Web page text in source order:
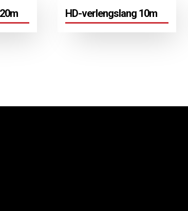
HD-verlengslang 10m